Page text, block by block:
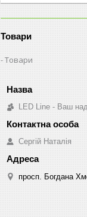
Товари
Товари
LED Line - Ваш
Сергій Наталія
просп. Богдана